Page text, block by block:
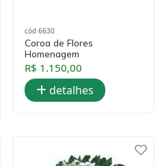
cód 6630
Coroa de Flores
Homenagem
R$ 1.150,00
detalhes